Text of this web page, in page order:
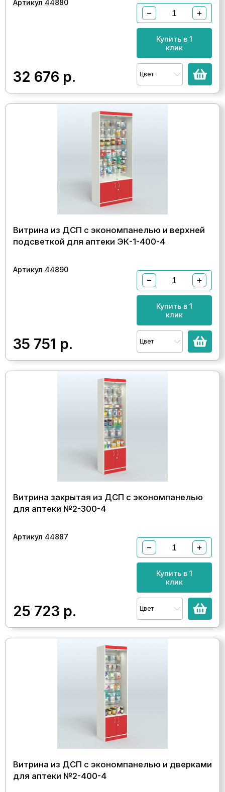
Артикул 44880
32 676 р.
− +
Купить в 1
клик
Цвет
Витрина из ДСП с экономпанелью и верхней
подсветкой для аптеки ЭК-1-400-4
Артикул 44890
35 751 р.
− +
Купить в 1
клик
Цвет
Витрина закрытая из ДСП с экономпанелью
для аптеки №2-300-4
Артикул 44887
25 723 р.
− +
Купить в 1
клик
Цвет
Витрина из ДСП с экономпанелью и дверками
для аптеки №2-400-4